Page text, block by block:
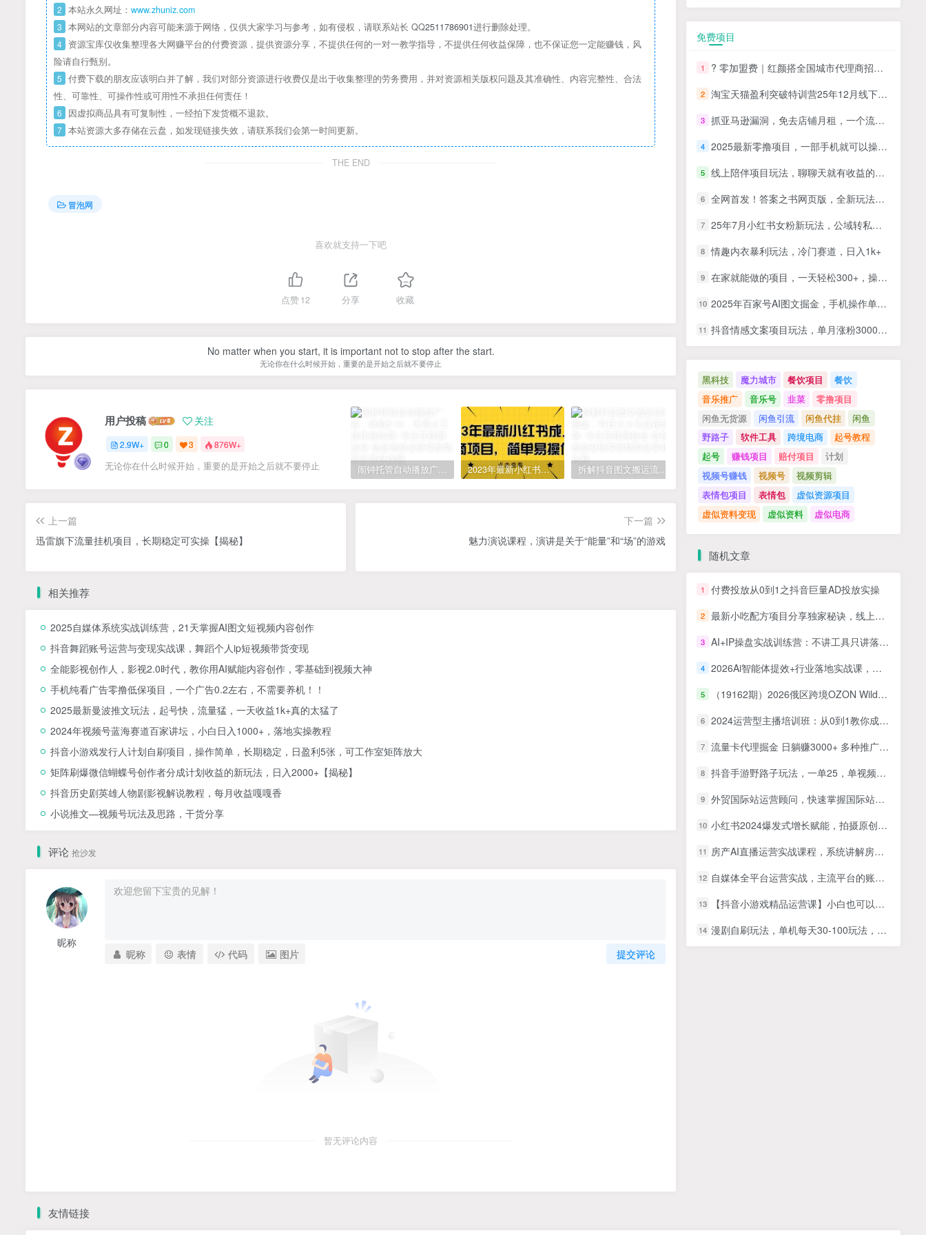
2 本站永久网址： www.zhuniz.com
3 本网站的文章部分内容可能来源于网络，仅供大家学习与参考，如有侵权，请联系站长 QQ2511786901进行删除处理。
4 资源宝库仅收集整理各大网赚平台的付费资源，提供资源分享，不提供任何的一对一教学指导，不提供任何收益保障，也不保证您一定能赚钱，风
险请自行甄别。
5 付费下载的朋友应该明白并了解，我们对部分资源进行收费仅是出于收集整理的劳务费用，并对资源相关版权问题及其准确性、内容完整性、合法
性、可靠性、可操作性或可用性不承担任何责任！
6 因虚拟商品具有可复制性，一经拍下发货概不退款。
7 本站资源大多存储在云盘，如发现链接失效，请联系我们会第一时间更新。
THE END
冒泡网
喜欢就支持一下吧
点赞12 分享 收藏
No matter when you start, it is important not to stop after the start.
无论你在什么时候开始，重要的是开始之后就不要停止
用户投稿 关注
2.9W+ 0 3 876W+
无论你在什么时候开始，重要的是开始之后就不要停止 闹钟托管自动播放广告，单机5-10，无需人工操作 2023年最新小红书成人电商项目，简单易操作【详细教程】 拆解抖音图文搬运流量掘金，可日入小几百 快手星火计划项目玩法，零门槛，单视频收益5000+，保姆级教程
上一篇
迅雷旗下流量挂机项目，长期稳定可实操【揭秘】
下一篇
魅力演说课程，演讲是关于“能量”和“场”的游戏
相关推荐
2025自媒体系统实战训练营，21天掌握AI图文短视频内容创作
抖音舞蹈账号运营与变现实战课，舞蹈个人ip短视频带货变现
全能影视创作人，影视2.0时代，教你用AI赋能内容创作，​零基础到视频大神
手机纯看广告零撸低保项目，一个广告0.2左右，不需要养机！！
2025最新曼波推文玩法，起号快，流量猛，一天收益1k+真的太猛了
2024年视频号蓝海赛道百家讲坛，小白日入1000+，落地实操教程
抖音小游戏发行人计划自刷项目，操作简单，长期稳定，日盈利5张，可工作室矩阵放大
矩阵刷爆微信蝴蝶号创作者分成计划收益的新玩法，日入2000+【揭秘】
抖音历史剧英雄人物剧影视解说教程，每月收益嘎嘎香
小说推文—视频号玩法及思路，干货分享
评论 抢沙发
昵称
提交评论
昵称 表情 代码 图片
暂无评论内容
免费项目
1 ? 零加盟费｜红颜搭全国城市代理商招募正式启动！
2 淘宝天猫盈利突破特训营25年12月线下课，系统性的深度剖析电商企业经营之道，打造电商标准化运营体系
3 抓亚马逊漏洞，免去店铺月租，一个流量大竞争小，让你有机会成大卖的赛道
4 2025最新零撸项目，一部手机就可以操作，20秒一单，零投入纯薅羊毛，无门槛，一天200+【揭秘】
5 线上陪伴项目玩法，聊聊天就有收益的项目，一个月收益5000+
6 全网首发！答案之书网页版，全新玩法，搭配文档和网页，日入1k+零门槛小白首选副业
7 25年7月小红书女粉新玩法，公域转私域变现，日轻松变现2张+，5分钟简单复制好上手
8 情趣内衣暴利玩法，冷门赛道，日入1k+
9 在家就能做的项目，一天轻松300+，操作简单上手快
10 2025年百家号AI图文掘金，手机操作单号月入4-5位数，低门槛【附指令+工具】
11 抖音情感文案项目玩法，单月涨粉3000+，新手小白也能做
黑科技 魔力城市 餐饮项目
餐饮
音乐推广
音乐号 韭菜
零撸项目
闲鱼无货源
闲鱼引流 闲鱼代挂
闲鱼
野路子
软件工具 跨境电商
起号教程
起号
赚钱项目 赔付项目
计划
视频号赚钱
视频号
视频剪辑
表情包项目
表情包
虚似资源项目
虚似资料变现
虚似资料 虚似电商
随机文章
1 付费投放从0到1之抖音巨量AD投放实操
2 最新小吃配方项目分享独家秘诀，线上单日5张，手把手教学实操
3 AI+IP操盘实战训练营：不讲工具只讲落地，业务流+智能体+产品AI化，一人顶十人高效变现
4 2026Ai智能体提效+行业落地实战课，不教写代码，只教0基础搭建工具把智能体变成你的专属提效帮手
5 （19162期）2026俄区跨境OZON Wildberries一体化运营大课，选品广告仓储售后全覆盖，搭建稳定俄跨境盈利店铺
6 2024运营型主播培训班：从0到1教你成为金牌运营型主播（29节课）
7 流量卡代理掘金 日躺赚3000+ 多种推广渠道 新手小白轻松落地
8 抖音手游野路子玩法，一单25，单视频收益400+，日入几千轻轻松松，一部手机即可操作
9 外贸国际站运营顾问，快速掌握国际站运营的底层逻辑
10 小红书2024爆发式增长赋能，拍摄原创内容打造百万店铺！
11 房产AI直播运营实战课程，系统讲解房产直播起号运营全流程
12 自媒体全平台运营实战，主流平台的账号搭建、爆款内容生产、矩阵引流及电商变现
13 【抖音小游戏精品运营课】小白也可以操作，从0开始学小游戏运营，操作…
14 漫剧自刷玩法，单机每天30-100玩法，有手机就能做，可矩阵放大
友情链接